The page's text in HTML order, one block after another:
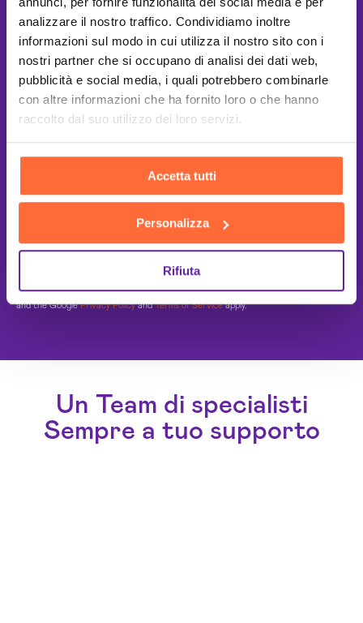
analizzare il nostro traffico. Condividiamo inoltre
informazioni sul modo in cui utilizza il nostro sito con i
nostri partner che si occupano di analisi dei dati web,
pubblicità e social media, i quali potrebbero combinarle
con altre informazioni che ha fornito loro o che hanno
raccolto dal suo utilizzo dei loro servizi.
Accetta tutti
Personalizza
Rifiuta
This site is protected by reCAPTCHA
and the GooglePrivacy PolicyandTerms of Serviceapply.
Un Team di specialisti
Sempre a tuo supporto